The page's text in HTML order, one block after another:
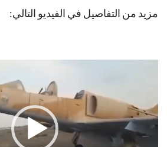
مزيد من التفاصيل في الفيديو التالي: